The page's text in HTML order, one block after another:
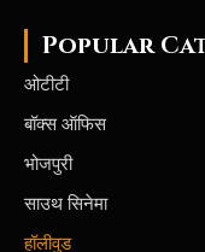
Popular
ओटीटी
बॉक्स ऑफिस
भोजपुरी
साउथ सिनेमा
हॉलीवुड